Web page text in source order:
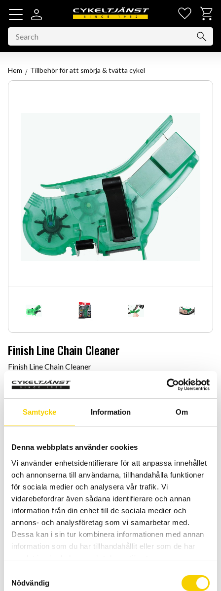
Samtycke Information Om
Denna webbplats använder cookies
Vi använder enhetsidentifierare för att anpassa innehållet
och annonserna till användarna, tillhandahålla funktioner
för sociala medier och analysera vår trafik. Vi
vidarebefordrar även sådana identifierare och annan
information från din enhet till de sociala medier och
annons- och analysföretag som vi samarbetar med.
Dessa kan i sin tur kombinera informationen med annan
information som du har tillhandahållit eller som de har
samlat in när du har använt deras tjänster.
Nödvändig
Menu
Basket
Hem Tillbehör för att smörja & tvätta cykel
Finish Line Chain Cleaner
Finish Line Chain Cleaner
499:-
Quantity
+
-
Certifierad cykelservice & Shimano Service Center
Allt inom cykel på ett ställe
Kunnig personal och hög kundnöjdhet
Stock status
To order
Article SKU
091061
Manufacturer
Finish Line